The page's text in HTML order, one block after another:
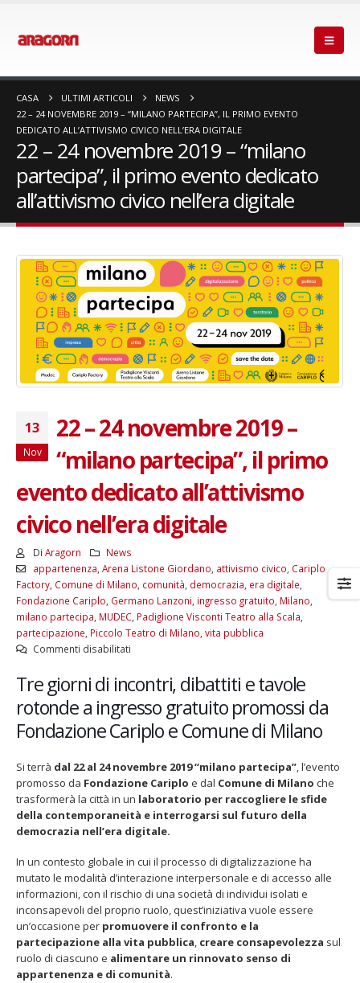
CASA ULTIMI ARTICOLI
NEWS
22 – 24 NOVEMBRE 2019 – “MILANO PARTECIPA”, IL PRIMO EVENTO
DEDICATO ALL’ATTIVISMO CIVICO NELL’ERA DIGITALE
22 – 24 novembre 2019 – “milano
partecipa”, il primo evento dedicato
all’attivismo civico nell’era digitale
13
Nov
22 – 24 novembre 2019 –
“milano partecipa”, il primo
evento dedicato all’attivismo
civico nell’era digitale
Di Aragorn
News
appartenenza Arena Listone Giordano attivismo civico Cariplo
Factory Comune di Milano comunità democrazia era digitale
Fondazione Cariplo Germano Lanzoni ingresso gratuito Milano
milano partecipa MUDEC Padiglione Visconti Teatro alla Scala
partecipazione Piccolo Teatro di Milano vita pubblica
Commenti disabilitatisu
–
novembre
2019
“milano
partecipa”,
primo
evento
dedicato
all’attivismo
civico
nell’era
digitale
Tre giorni di incontri, dibattiti e tavole
rotonde a ingresso gratuito promossi da
Fondazione Cariplo e Comune di Milano
Si terrà dal 22 al 24 novembre 2019“milano partecipa”, l’evento
promosso da Fondazione Cariplo e dal Comune di Milano che
trasformerà la città in un laboratorio per raccogliere le sfide
della contemporaneità e interrogarsi sul futuro della
democrazia nell’era digitale.
In un contesto globale in cui il processo di digitalizzazione ha
mutato le modalità d’interazione interpersonale e di accesso alle
informazioni, con il rischio di una società di individui isolati e
inconsapevoli del proprio ruolo, quest’iniziativa vuole essere
un’occasione per promuovere il confronto e la
partecipazione alla vita pubblica, creare consapevolezza sul
ruolo di ciascuno e alimentare un rinnovato senso di
appartenenza e di comunità.
Fino al 29 marzo 2026 – Anziani
malati e fragili, VIDAS lancia
l’assistenza domiciliare
2026
Dicembre 14, 2024
5 ottobre 2026 – “Jannacci…
dintorni” per festeggiare i
anni di Fondazione TOG
Giugno 15, 2026